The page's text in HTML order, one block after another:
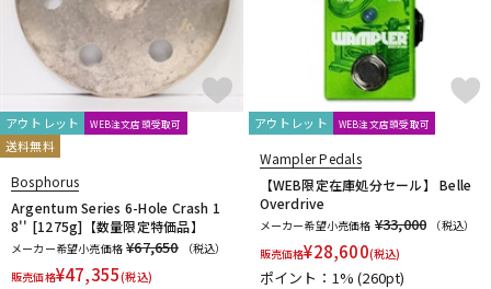
アウトレット WEB注文店頭受取可
送料無料
Bosphorus
Argentum Series 6-Hole Crash 1
8'' [1275g]【数量限定特価品】
メーカー希望小売価格 ¥67,650
（税込）
販売価格¥47,355(税込)
アウトレット WEB注文店頭受取可
Wampler Pedals
【WEB限定在庫処分セール】 Belle
Overdrive
メーカー希望小売価格 ¥33,000
（税込）
販売価格¥28,600(税込)
ポイント：1%(260pt)